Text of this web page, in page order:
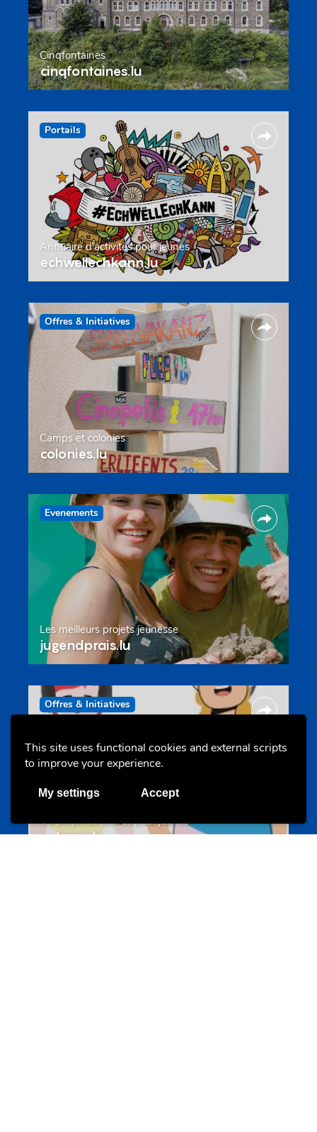
This site uses functional cookies and external scripts
to improve your experience.
My settings Accept
Cinqfontaines
cinqfontaines.lu
Portails
Annuaire d’activités pour jeunes
echwellechkann.lu
Offres & Initiatives
Camps et colonies
colonies.lu
Evenements
Les meilleurs projets jeunesse
jugendprais.lu
Offres & Initiatives
Un projet de jeunes pour jeunes
s-team.lu